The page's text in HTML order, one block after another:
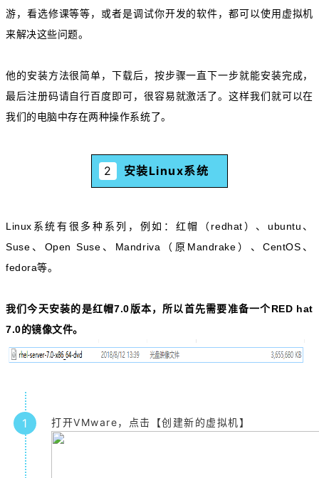
游，看选修课等等，或者是调试你开发的软件，都可以使用虚拟机
来解决这些问题。
他的安装方法很简单，下载后，按步骤一直下一步就能安装完成，
最后注册码请自行百度即可，很容易就激活了。这样我们就可以在
我们的电脑中存在两种操作系统了。
2 安装Linux系统
Linux系统有很多种系列，例如：红帽（redhat）、ubuntu、
Suse、Open Suse、Mandriva（原Mandrake）、CentOS、
fedora等。
我们今天安装的是红帽7.0版本，所以首先需要准备一个RED hat
7.0的镜像文件。
1 打开VMware，点击【创建新的虚拟机】